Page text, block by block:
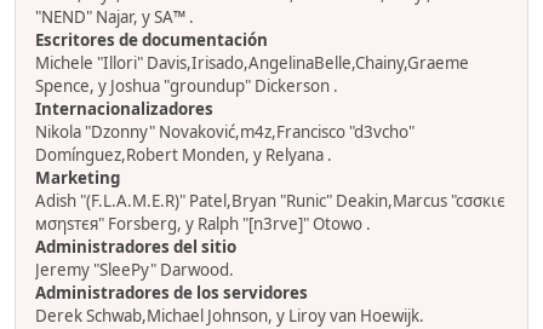
"NEND" Najar, y SA™ .
Escritores de documentación
Michele "Illori" Davis,Irisado,AngelinaBelle,Chainy,Graeme
Spence, y Joshua "groundup" Dickerson .
Internacionalizadores
Nikola "Dzonny" Novaković,m4z,Francisco "d3vcho"
Domínguez,Robert Monden, y Relyana .
Marketing
Adish "(F.L.A.M.E.R)" Patel,Bryan "Runic" Deakin,Marcus "cσσкιє
мσηѕтєя" Forsberg, y Ralph "[n3rve]" Otowo .
Administradores del sitio
Jeremy "SleePy" Darwood.
Administradores de los servidores
Derek Schwab,Michael Johnson, y Liroy van Hoewijk.